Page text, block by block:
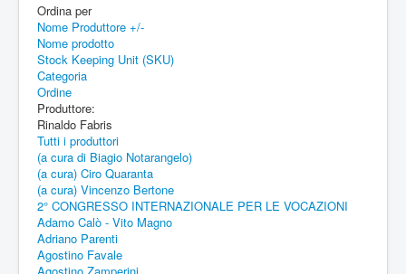
Ordina per
Nome Produttore +/-
Nome prodotto
Stock Keeping Unit (SKU)
Categoria
Ordine
Produttore:
Rinaldo Fabris
Tutti i produttori
(a cura di Biagio Notarangelo)
(a cura) Ciro Quaranta
(a cura) Vincenzo Bertone
2° CONGRESSO INTERNAZIONALE PER LE VOCAZIONI
Adamo Calò - Vito Magno
Adriano Parenti
Agostino Favale